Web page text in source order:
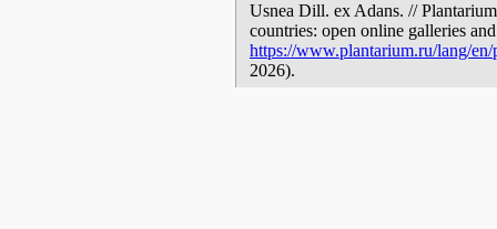
Usnea Dill. ex Adans. //
countries: open online galleries
https://www.plantarium.ru/lang/
2026).